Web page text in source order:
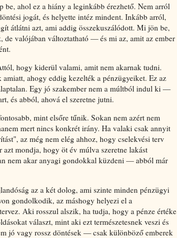
be, ahol ez a hiány a leginkább érezhető. Nem arról
jogát, és helyette intéz mindent. Inkább arról,
átlátni azt, ami addig összekuszálódott. Mi jön be,
valójában változtatható — és mi az, amit az ember
hogy kiderül valami, amit nem akarnak tudni.
ahogy eddig kezelték a pénzügyeiket. Ez az
Egy jó szakember nem a múltból indul ki —
és abból, ahová el szeretne jutni.
mint elsőre tűnik. Sokan nem azért nem
mert nincs konkrét irány. Ha valaki csak annyit
az még nem elég ahhoz, hogy cselekvési terv
mondja, hogy öt év múlva szeretne lakást
nem akar anyagi gondokkal küzdeni — abból már
az a két dolog, ami szinte minden pénzügyi
gondolkodik, az máshogy helyezi el a
Aki rosszul alszik, ha tudja, hogy a pénze értéke
választ, mint aki ezt természetesnek veszi és
jó vagy rossz döntések — csak különböző emberek